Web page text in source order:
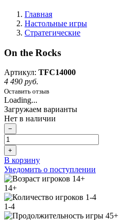
Главная
Настольные игры
Стратегические
On the Rocks
Артикул: TFC14000
4 490 руб.
Оставить отзыв
Loading...
Загружаем варианты
Нет в наличии
−
+
В корзину
Уведомить о поступлении
14+
1-4